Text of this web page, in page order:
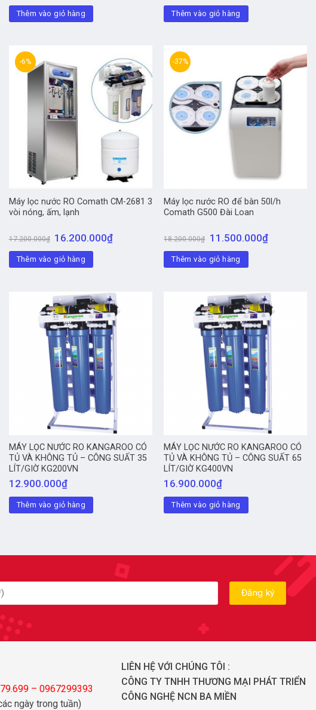
Thêm vào giỏ hàng Thêm vào giỏ hàng
-6%
Máy lọc nước RO Comath CM-2681 3
vòi nóng, ấm, lạnh
17.200.000₫ 16.200.000₫
Thêm vào giỏ hàng
-37%
Máy lọc nước RO để bàn 50l/h
Comath G500 Đài Loan
18.200.000₫ 11.500.000₫
Thêm vào giỏ hàng
MÁY LỌC NƯỚC RO KANGAROO CÓ
TỦ VÀ KHÔNG TỦ – CÔNG SUẤT 35
LÍT/GIỜ KG200VN
12.900.000₫
Thêm vào giỏ hàng
MÁY LỌC NƯỚC RO KANGAROO CÓ
TỦ VÀ KHÔNG TỦ – CÔNG SUẤT 65
LÍT/GIỜ KG400VN
16.900.000₫
Thêm vào giỏ hàng
– 0967299393
ngày trong tuần)
LIÊN HỆ VỚI CHÚNG TÔI :
CÔNG TY TNHH THƯƠNG MẠI PHÁT TRIỂN
CÔNG NGHỆ NCN BA MIỀN